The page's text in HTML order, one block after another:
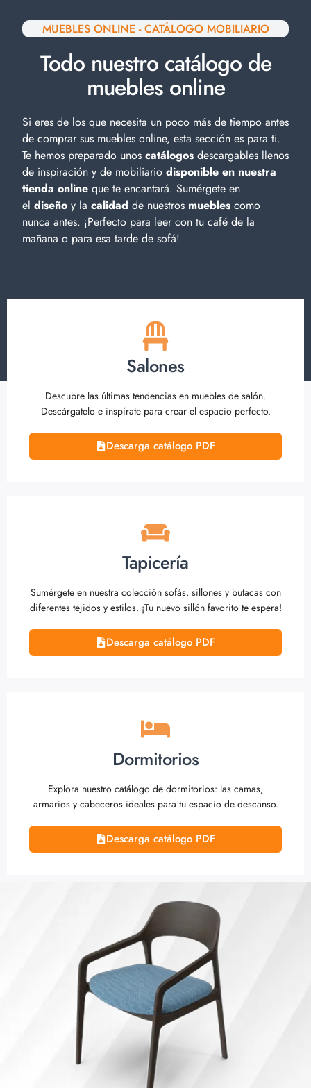
MUEBLES ONLINE - CATÁLOGO MOBILIARIO
Todo nuestro catálogo de
muebles online
Si eres de los que necesita un poco más de tiempo antes
de comprar sus muebles online, esta sección es para ti.
Te hemos preparado unos catálogos descargables llenos
de inspiración y de mobiliario disponible en nuestra
tienda online que te encantará. Sumérgete en
el diseño y la calidad de nuestros muebles como
nunca antes. ¡Perfecto para leer con tu café de la
mañana o para esa tarde de sofá!
Salones
Descubre las últimas tendencias en muebles de salón.
Descárgatelo e inspírate para crear el espacio perfecto.
Descarga catálogo PDF
Tapicería
Sumérgete en nuestra colección sofás, sillones y butacas con
diferentes tejidos y estilos. ¡Tu nuevo sillón favorito te espera!
Descarga catálogo PDF
Dormitorios
Explora nuestro catálogo de dormitorios: las camas,
armarios y cabeceros ideales para tu espacio de descanso.
Descarga catálogo PDF